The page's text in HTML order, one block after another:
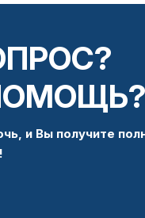
и Вы получите